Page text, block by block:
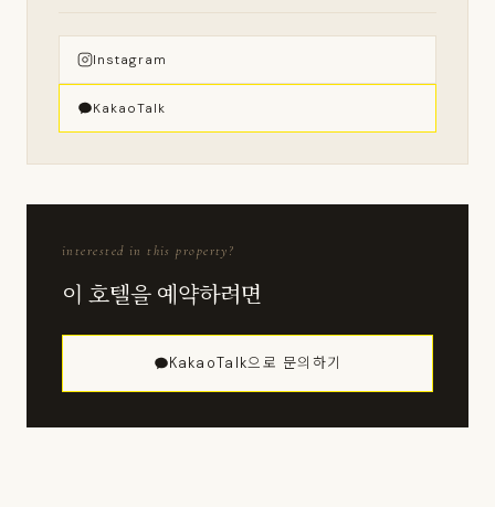
Instagram
KakaoTalk
interested in this property?
이 호텔을 예약하려면
KakaoTalk으로 문의하기